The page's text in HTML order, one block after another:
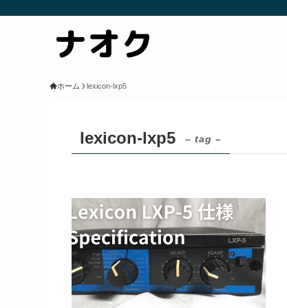
ホーム lexicon-lxp5
lexicon-lxp5 – tag –